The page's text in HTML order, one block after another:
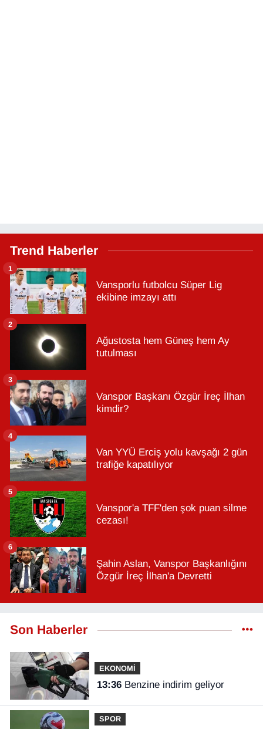
Trend Haberler
Vansporlu futbolcu Süper Lig
ekibine imzayı attı
1
Ağustosta hem Güneş hem Ay
tutulması
2
Vanspor Başkanı Özgür İreç İlhan
kimdir?
3
Van YYÜ Erciş yolu kavşağı 2 gün
trafiğe kapatılıyor
4
Vanspor'a TFF'den şok puan silme
cezası!
5
Şahin Aslan, Vanspor Başkanlığını
Özgür İreç İlhan'a Devretti
6
Son Haberler
EKONOMİ
13:36 Benzine indirim geliyor
SPOR